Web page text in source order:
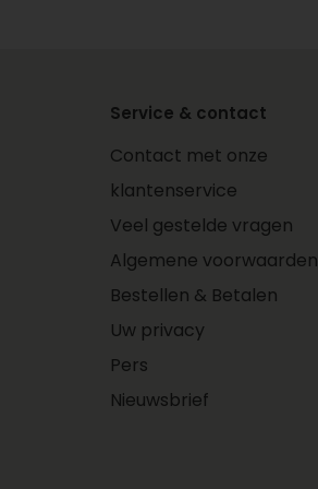
Service & contact
Contact met onze
klantenservice
Veel gestelde vragen
Algemene voorwaarden
Bestellen & Betalen
Uw privacy
Pers
Nieuwsbrief